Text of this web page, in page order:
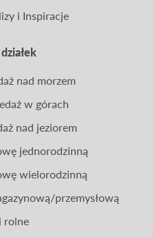
i Inspiracje
nad morzem
w górach
nad jeziorem
jednorodzinną
wielorodzinną
przemysłową
rolne